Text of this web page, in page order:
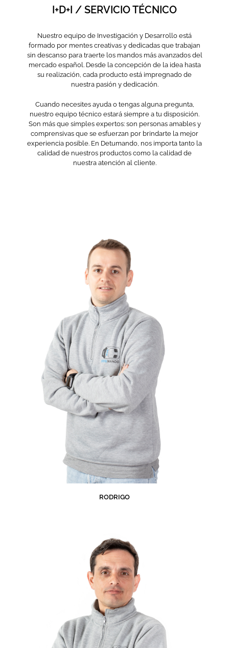
I+D+I / SERVICIO TÉCNICO
Nuestro equipo de Investigación y Desarrollo está
formado por mentes creativas y dedicadas que trabajan
sin descanso para traerte los mandos más avanzados del
mercado español. Desde la concepción de la idea hasta
su realización, cada producto está impregnado de
nuestra pasión y dedicación.
Cuando necesites ayuda o tengas alguna pregunta,
nuestro equipo técnico estará siempre a tu disposición.
Son más que simples expertos: son personas amables y
comprensivas que se esfuerzan por brindarte la mejor
experiencia posible. En Detumando, nos importa tanto la
calidad de nuestros productos como la calidad de
nuestra atención al cliente.
RODRIGO